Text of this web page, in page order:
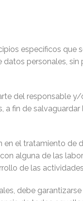
específicos que
personales,
del responsable
fin de
en el tratamiento
alguna de las
de las
debe